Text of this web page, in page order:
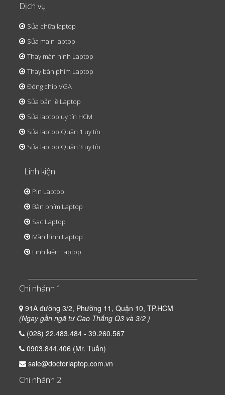
Dịch vụ
Sửa chữa laptop
Sửa main laptop
Thay màn hình Laptop
Thay bàn phím Laptop
Đóng chip VGA
Sửa bản lề Laptop
Sửa laptop uy tín HCM
Sửa laptop Quận 1 uy tín
Sửa laptop Quận 3 uy tín
Linh kiện
Pin Laptop
Bàn phím Laptop
Sạc Laptop
Màn hình Laptop
Linh kiện Laptop
Chi nhánh 1
91A đường 3/2, Phường 11, Quận 10, TP.HCM
(Ngay gần ngã tư Cao Thắng Q3 và 3/2 )
(028) 22.483.484 - 39.260.567
0903.844.406 (Mr. Tuấn)
sale@doctorlaptop.com.vn
Chi nhánh 2